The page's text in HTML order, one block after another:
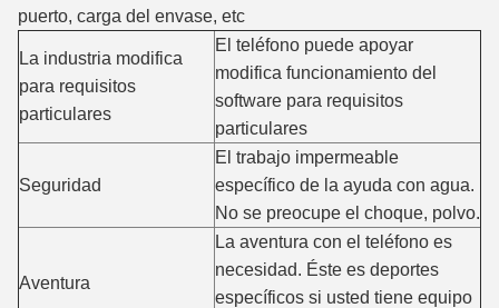
puerto, carga del envase, etc
La industria modifica
para requisitos
particulares
El teléfono puede apoyar
modifica funcionamiento del
software para requisitos
particulares
Seguridad
El trabajo impermeable
específico de la ayuda con agua.
No se preocupe el choque, polvo.
Aventura
La aventura con el teléfono es
necesidad. Éste es deportes
específicos si usted tiene equipo